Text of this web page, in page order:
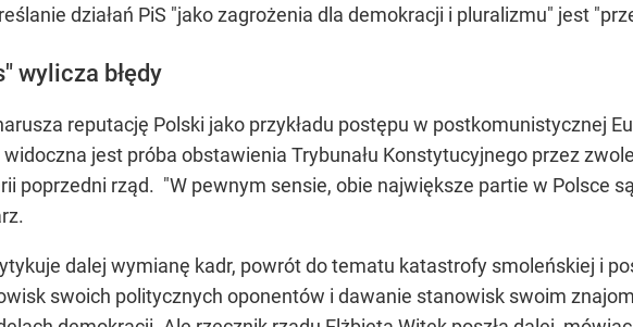
działań PiS "jako zagrożenia dla demokracji i pluralizmu" jest
wylicza błędy
reputację Polski jako przykładu postępu w postkomunistycznej
jest próba obstawienia Trybunału Konstytucyjnego przez
poprzedni rząd. "W pewnym sensie, obie największe partie w Polsce
dalej wymianę kadr, powrót do tematu katastrofy smoleńskiej i
swoich politycznych oponentów i dawanie stanowisk swoim